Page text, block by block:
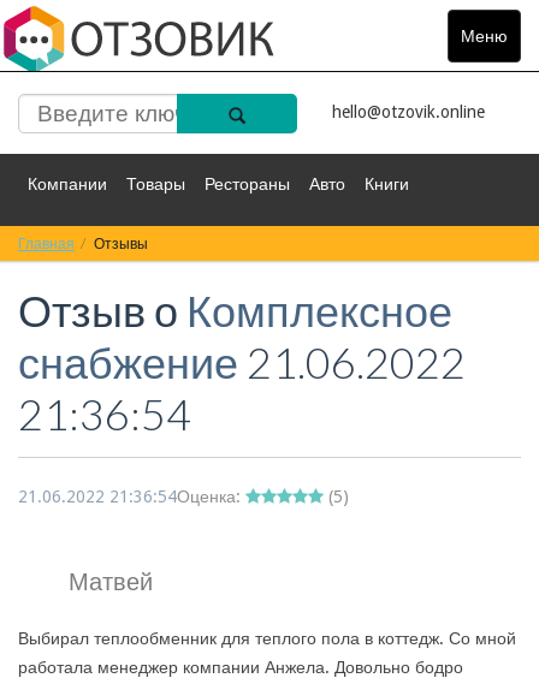
Меню
Toggle
hello@otzovik.online
Компании Товары Рестораны Авто Книги
Спорт Фильмы
Красота Здоровье Остальное
Главная Отзывы
Отзыв о Комплексное
снабжение 21.06.2022
21:36:54
21.06.2022 21:36:54Оценка: (5)
Матвей
Выбирал теплообменник для теплого пола в коттедж. Со мной
работала менеджер компании Анжела. Довольно бодро